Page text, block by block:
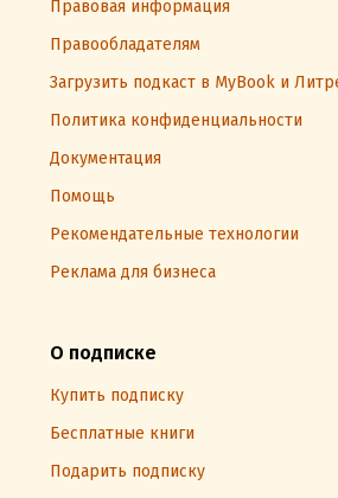
Правовая информация
Правообладателям
Загрузить подкаст в MyBook и
Политика конфиденциальности
Документация
Помощь
Рекомендательные технологии
Реклама для бизнеса
О подписке
Купить подписку
Бесплатные книги
Подарить подписку